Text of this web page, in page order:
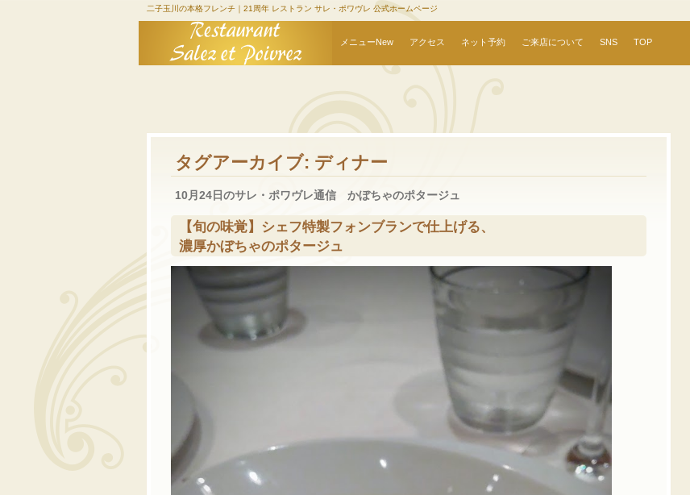
二子玉川の本格フレンチ｜21周年 レストラン サレ・ポワヴレ 公式ホームページ
メニューNew アクセス ネット予約 ご来店について SNS TOP
タグアーカイブ: ディナー
10月24日のサレ・ポワヴレ通信 かぼちゃのポタージュ
【旬の味覚】シェフ特製フォンブランで仕上げる、
濃厚かぼちゃのポタージュ